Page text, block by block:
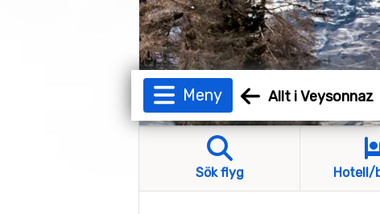
Meny Allt i Veysonnaz
Sök flyg Hotell/